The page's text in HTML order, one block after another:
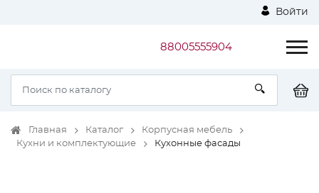
Войти
88005555904
Главная Каталог
Корпусная мебель
Кухни и комплектующие
Кухонные фасады